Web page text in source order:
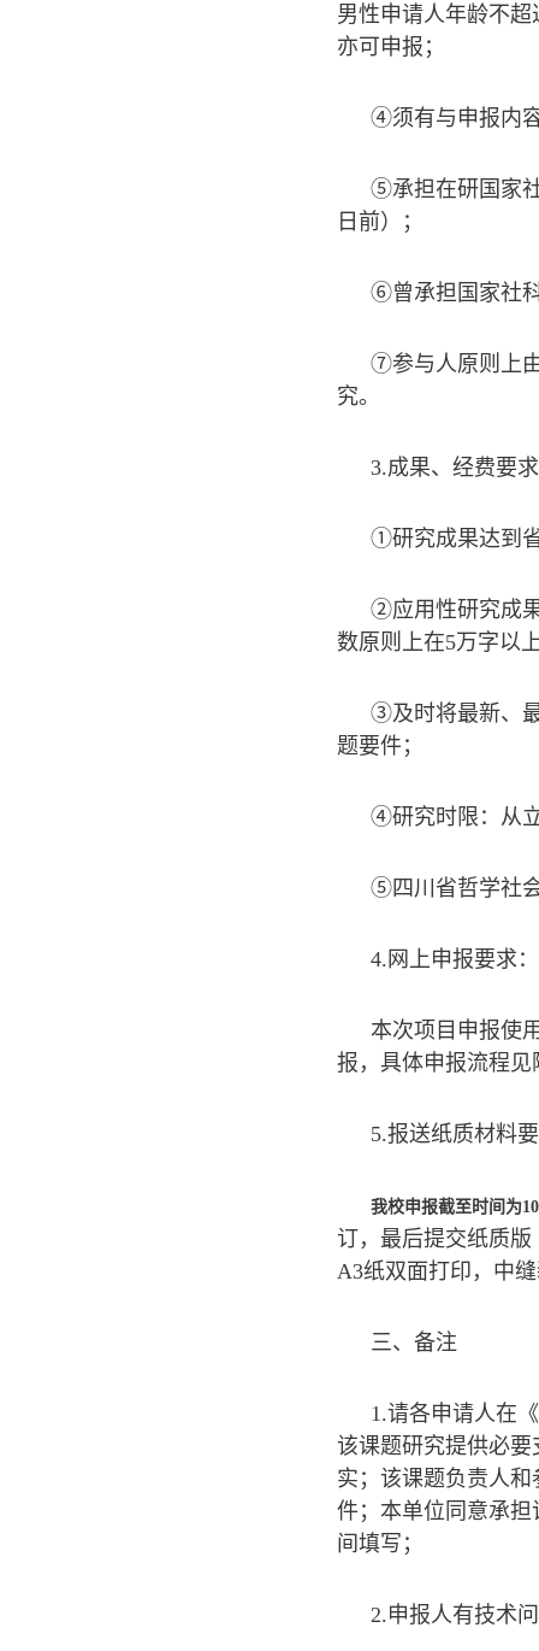
男性申请人年龄不超
亦可申报；
④须有与申报内
⑤承担在研国家
日前）；
⑥曾承担国家社
⑦参与人原则上
究。
3.成果、经费要
①研究成果达到
②应用性研究成
数原则上在5万字以
③及时将最新、
题要件；
④研究时限：从
⑤四川省哲学社
4.网上申报要求：
本次项目申报使
报，具体申报流程见
5.报送纸质材料
我校申报截至时间为10
订，最后提交纸质
A3纸双面打印，中
三、备注
1.请各申请人在
该课题研究提供必要
实；该课题负责人
件；本单位同意承
间填写；
2.申报人有技术